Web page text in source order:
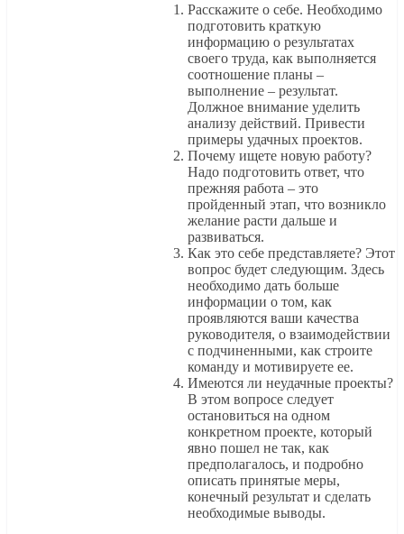
Расскажите о себе. Необходимо
подготовить краткую
информацию о результатах
своего труда, как выполняется
соотношение планы –
выполнение – результат.
Должное внимание уделить
анализу действий. Привести
примеры удачных проектов.
Почему ищете новую работу?
Надо подготовить ответ, что
прежняя работа – это
пройденный этап, что возникло
желание расти дальше и
развиваться.
Как это себе представляете? Этот
вопрос будет следующим. Здесь
необходимо дать больше
информации о том, как
проявляются ваши качества
руководителя, о взаимодействии
с подчиненными, как строите
команду и мотивируете ее.
Имеются ли неудачные проекты?
В этом вопросе следует
остановиться на одном
конкретном проекте, который
явно пошел не так, как
предполагалось, и подробно
описать принятые меры,
конечный результат и сделать
необходимые выводы.